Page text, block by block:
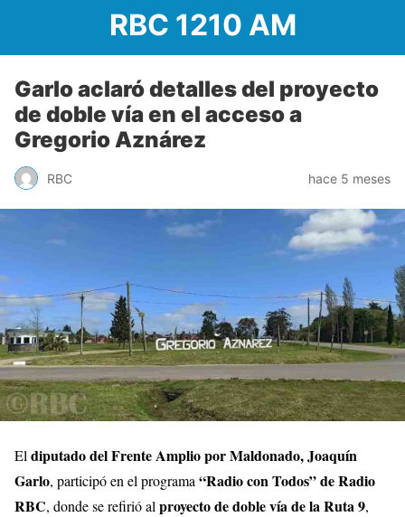
RBC 1210 AM
Garlo aclaró detalles del proyecto
de doble vía en el acceso a
Gregorio Aznárez
RBC hace 5 meses
El diputado del Frente Amplio por Maldonado, Joaquín
Garlo, participó en el programa “Radio con Todos” de Radio
RBC, donde se refirió al proyecto de doble vía de la Ruta 9,